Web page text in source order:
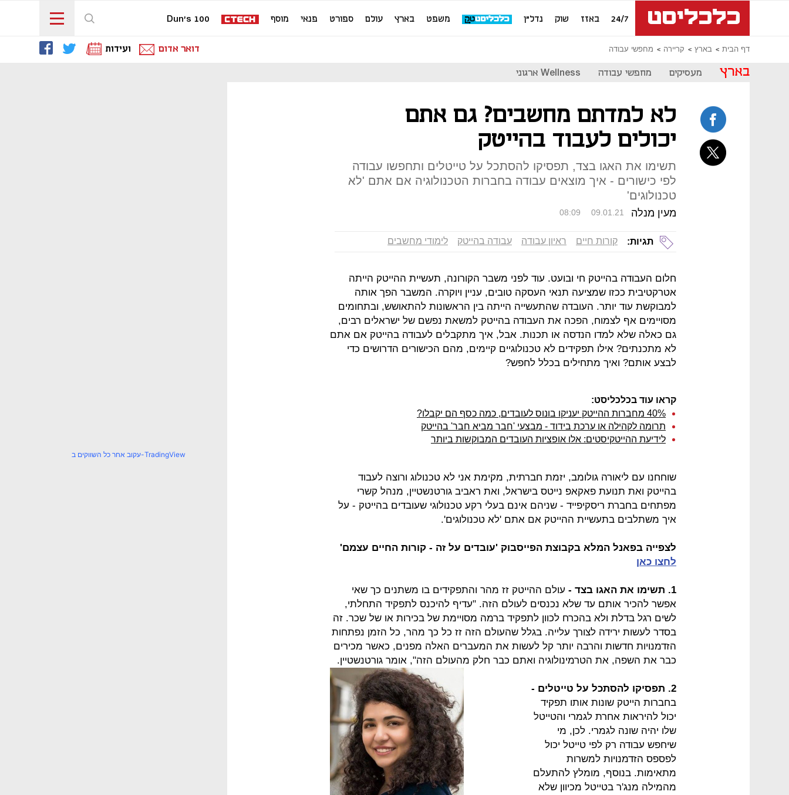
24/7 באזז שוק נדל"ן משפט בארץ עולם ספורט פנאי מוסף Dun's 100
דף הבית בארץ קריירה מחפשי עבודה דואר אדום ועידות
בארץ מעסיקים מחפשי עבודה Wellness ארגוני
לא למדתם מחשבים? גם אתם
יכולים לעבוד בהייטק
תשימו את האגו בצד, תפסיקו להסתכל על טייטלים ותחפשו עבודה
לפי כישורים - איך מוצאים עבודה בחברות הטכנולוגיה אם אתם 'לא
טכנולוגים'
מעין מנלה 08:09 09.01.21
תגיות: קורות חיים ראיון עבודה עבודה בהייטק לימודי מחשבים
חלום העבודה בהייטק חי ובועט. עוד לפני משבר הקורונה, תעשיית ההייטק הייתה
אטרקטיבית ככזו שמציעה תנאי העסקה טובים, עניין ויוקרה. המשבר הפך אותה
למבוקשת עוד יותר. העובדה שהתעשייה הייתה בין הראשונות להתאושש, ובתחומים
מסויימים אף לצמוח, הפכה את העבודה בהייטק למשאת נפשם של ישראלים רבים,
גם כאלה שלא למדו הנדסה או תכנות. אבל, איך מתקבלים לעבודה בהייטק אם אתם
לא מתכנתים? אילו תפקידים לא טכנולוגיים קיימים, מהם הכישורים הדרושים כדי
לבצע אותם? ואיך מתחילים בכלל לחפש?
קראו עוד בכלכליסט:
40% מחברות ההייטק יעניקו בונוס לעובדים, כמה כסף הם יקבלו?
תרומה לקהילה או ערכת בידוד - מבצעי 'חבר מביא חבר' בהייטק
לידיעת ההייטקיסטים: אלו אופציות העובדים המבוקשות ביותר
שוחחנו עם ליאורה גולומב, יזמת חברתית, מקימת אני לא טכנולוג ורוצה לעבוד
בהייטק ואת תנועת פאקאפ נייטס בישראל, ואת ראביב גורטנשטיין, מנהל קשרי
מפתחים בחברת ריסקיפייד - שניהם אינם בעלי רקע טכנולוגי שעובדים בהייטק - על
איך משתלבים בתעשיית ההייטק אם אתם 'לא טכנולוגים'.
לצפייה בפאנל המלא בקבוצת הפייסבוק 'עובדים על זה - קורות החיים עצמם'
לחצו כאן
1. תשימו את האגו בצד -
עולם ההייטק זז מהר והתפקידים בו משתנים כך שאי
אפשר להכיר אותם עד שלא נכנסים לעולם הזה. "עדיף להיכנס לתפקיד התחלתי,
לשים רגל בדלת ולא בהכרח לכוון לתפקיד ברמה מסויימת של בכירות או של שכר. זה
בסדר לעשות ירידה לצורך עלייה. בגלל שהעולם הזה זז כל כך מהר, כל הזמן נפתחות
הזדמנויות חדשות והרבה יותר קל לעשות את המעברים האלה מפנים, כאשר מכירים
כבר את השפה, את הטרמינולוגיה ואתם כבר חלק מהעולם הזה", אומר גורטנשטיין.
2. תפסיקו להסתכל על טייטלים -
בחברות הייטק שונות אותו תפקיד
יכול להיראות אחרת לגמרי והטייטל
שלו יהיה שונה לגמרי. לכן, מי
שיחפש עבודה רק לפי טייטל יכול
לפספס הזדמנויות למשרות
מתאימות. בנוסף, מומלץ להתעלם
מהמילה מנג'ר בטייטל מכיוון שלא
עקוב אחר כל השווקים ב-TradingView